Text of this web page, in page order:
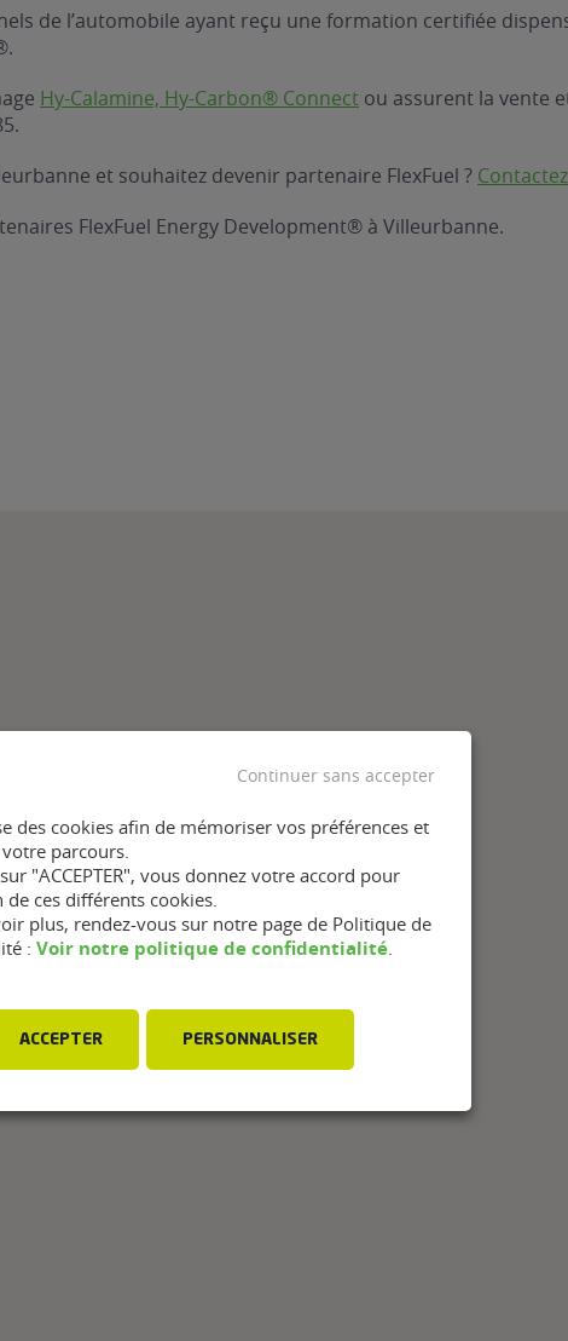
de l’automobile ayant reçu une formation certifiée
Hy-Calamine, Hy-Carbon® Connect ou assurent la vente
et souhaitez devenir partenaire FlexFuel ?
FlexFuel Energy Development® à Villeurbanne.
des cookies afin de mémoriser vos préférences et
parcours.
"ACCEPTER", vous donnez votre accord pour
ces différents cookies.
plus, rendez-vous sur notre page de Politique de
: Voir notre politique de confidentialité
ACCEPTER PERSONNALISER
Continuer sans accepter